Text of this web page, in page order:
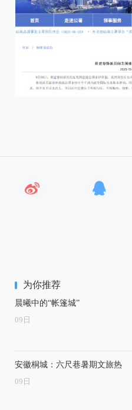
为你推荐
晨曦中的“帐篷城”
09 日
安徽桐城：六尺巷暑期文旅热
09 日